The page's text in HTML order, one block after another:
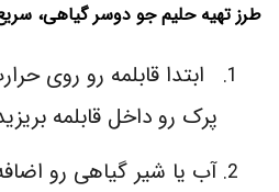
طرز تهیه حلیم جو دوسر گیاهی،
ابتدا قابلمه رو روی
پرک رو داخل قابلمه
آب یا شیر گیاهی رو